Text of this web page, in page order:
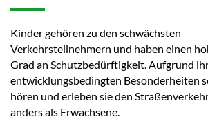
Kinder gehören zu den schwächsten
Verkehrsteilnehmern und haben einen
Grad an Schutzbedürftigkeit. Aufgrund
entwicklungsbedingten Besonderheiten
hören und erleben sie den
anders als Erwachsene.